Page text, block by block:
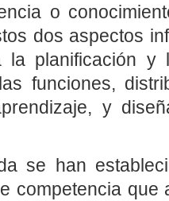
o
dos aspectos
la planificación y
funciones,
y
se han
competencia que